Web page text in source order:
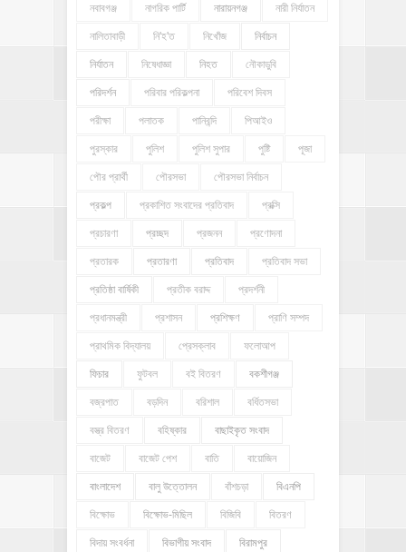
নবাবগঞ্জ নাগরিক পার্টি নারায়নগঞ্জ নারী নির্যাতন
নালিতাবাড়ী নি'হ'ত নিখোঁজ নির্বাচন
নির্যাতন নিষেধাজ্ঞা নিহত নৌকাডুবি
পরিদর্শন পরিবার পরিকল্পনা পরিবেশ দিবস
পরীক্ষা পলাতক পানিবন্দি পিআইও
পুরস্কার পুলিশ পুলিশ সুপার পুষ্টি পূজা
পৌর প্রার্থী পৌরসভা পৌরসভা নির্বাচন
প্রকল্প প্রকাশিত সংবাদের প্রতিবাদ প্রক্সি
প্রচারণা প্রচ্ছদ প্রজনন প্রণোদনা
প্রতারক প্রতারণা প্রতিবাদ প্রতিবাদ সভা
প্রতিষ্ঠা বার্ষিকী প্রতীক বরাদ্দ প্রদর্শনী
প্রধানমন্ত্রী প্রশাসন প্রশিক্ষণ প্রাণি সম্পদ
প্রাথমিক বিদ্যালয় প্রেসক্লাব ফলোআপ
ফিচার ফুটবল বই বিতরণ বকশীগঞ্জ
বজ্রপাত বড়দিন বরিশাল বর্ধিতসভা
বস্ত্র বিতরণ বহিষ্কার বাছাইকৃত সংবাদ
বাজেট বাজেট পেশ বাতি বায়োজিন
বাংলাদেশ বালু উত্তোলন বাঁশচড়া বিএনপি
বিক্ষোভ বিক্ষোভ-মিছিল বিজিবি বিতরণ
বিদায় সংবর্ধনা বিভাগীয় সংবাদ বিরামপুর